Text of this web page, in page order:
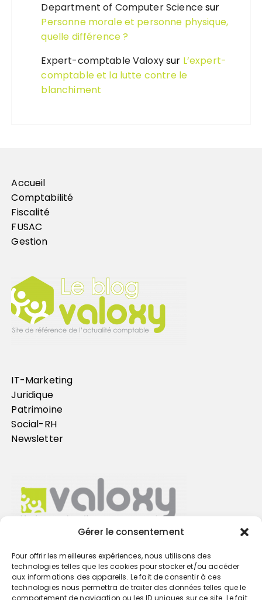
Gérer le consentement
Pour offrir les meilleures expériences, nous utilisons des
technologies telles que les cookies pour stocker et/ou accéder
aux informations des appareils. Le fait de consentir à ces
technologies nous permettra de traiter des données telles que le
comportement de navigation ou les ID uniques sur ce site. Le fait
Department of Computer Sciencesur
Personne morale et personne physique,
quelle différence ?
Expert-comptable Valoxysur L’expert-
comptable et la lutte contre le
blanchiment
Accueil
Comptabilité
Fiscalité
FUSAC
Gestion
IT-Marketing
Juridique
Patrimoine
Social-RH
Newsletter
Trouvez votre cabinet
GO